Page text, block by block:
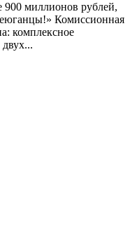
миллионов рублей,
Комиссионная
комплексное